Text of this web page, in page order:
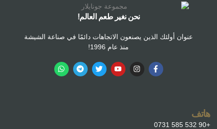
نحن نغير طعم العالم!
عنوان أولئك الذين يصنعون الاتجاهات دائمًا في صناعة الشيشة
منذ عام 1996!
هاتف
+90 532 585 0731